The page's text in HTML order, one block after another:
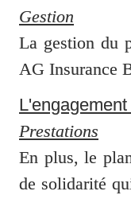
Gestion
La gestion du
AG Insurance
Prestations
En plus, le
de solidarité